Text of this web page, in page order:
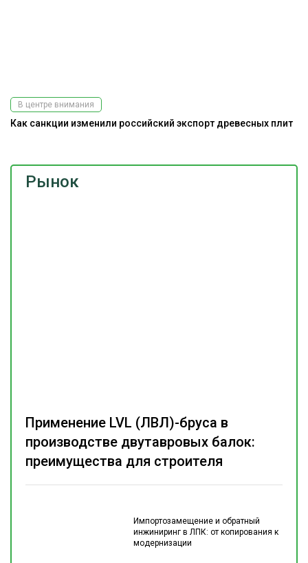
Рынок
Импортозамещение и обратный
инжиниринг в ЛПК: от копирования к
модернизации
Применение LVL (ЛВЛ)-бруса в
производстве двутавровых балок:
преимущества для строителя
В центре внимания
Как санкции изменили российский экспорт древесных плит